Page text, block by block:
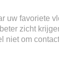
uw favoriete
zicht
niet om